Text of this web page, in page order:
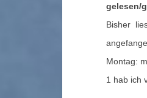
gelesen/
Bisher
Montag:
1 hab ich